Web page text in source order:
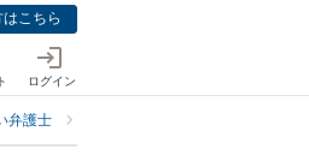
こちら
ログイン
弁護士